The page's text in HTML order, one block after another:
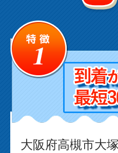
大阪府高槻市大